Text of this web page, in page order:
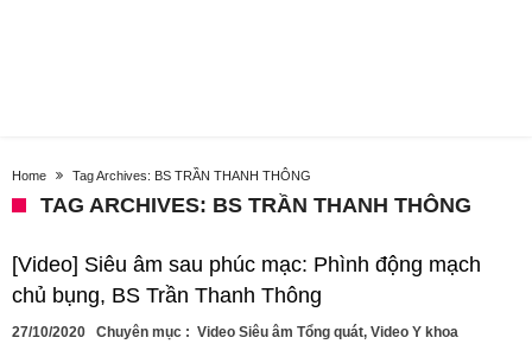
Home Tag Archives: BS TRẦN THANH THÔNG
TAG ARCHIVES: BS TRẦN THANH THÔNG
[Video] Siêu âm sau phúc mạc: Phình động mạch
chủ bụng, BS Trần Thanh Thông
27/10/2020 Chuyên mục : Video Siêu âm Tổng quát, Video Y khoa